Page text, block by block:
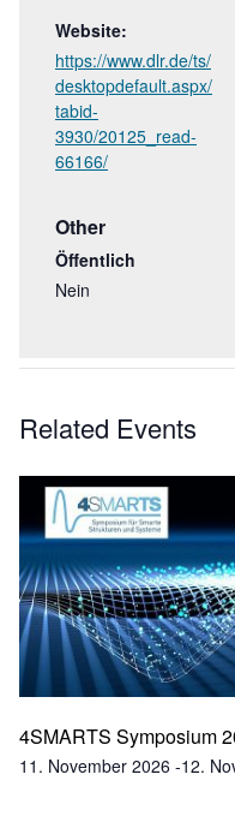
Website:
https://www.dlr.de/ts/
desktopdefault.aspx/
tabid-
3930/20125_read-
66166/
Other
Öffentlich
Nein
Related Events
4SMARTS Symposium
11. November 2026 -12.